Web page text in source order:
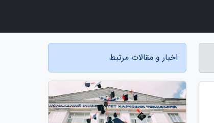
اخبار و مقالات مرتبط